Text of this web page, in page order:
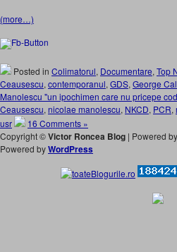
(more…)
Posted in Colimatorul, Documentare, Top
Ceausescu, contemporanul, GDS, George
Manolescu "un ipochimen care nu pricepe
Ceausescu, nicolae manolescu, NKCD, PCR,
usr
16 Comments »
Copyright ©Victor Roncea Blog | Powered by
Powered byWordPress